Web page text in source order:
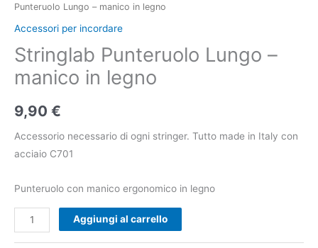
Punteruolo Lungo – manico in legno
Accessori per incordare
Stringlab Punteruolo Lungo –
manico in legno
9,90 €
Accessorio necessario di ogni stringer. Tutto made in Italy con
acciaio C701
Punteruolo con manico ergonomico in legno
-
manico
legno
quantità
Aggiungi al carrello